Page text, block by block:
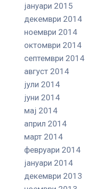
јануари 2015
декември 2014
ноември 2014
октомври 2014
септември 2014
август 2014
јули 2014
јуни 2014
мај 2014
април 2014
март 2014
февруари 2014
јануари 2014
декември 2013